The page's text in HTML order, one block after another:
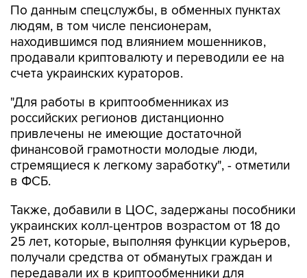
находившимся под влиянием мошенников,
продавали криптовалюту и переводили ее на
счета украинских кураторов.
"Для работы в криптообменниках из
привлечены не имеющие достаточной
финансовой грамотности молодые люди,
стремящиеся к легкому заработку", - отметили
в ФСБ.
Также, добавили в ЦОС, задержаны пособники
25 лет, которые, выполняя функции курьеров,
получали средства от обманутых граждан и
передавали их в криптообменники для
дальнейшего направления на Украину.